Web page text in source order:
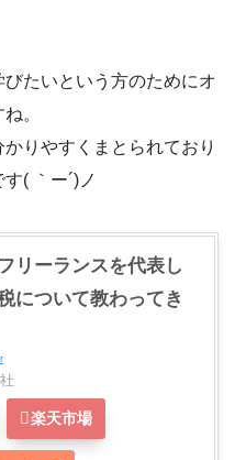
たいという方のためにオ
。
りやすくまとられており
( ｀ー´)ノ
リーランスを代表し
について教わってき
楽天市場